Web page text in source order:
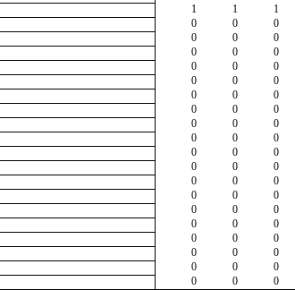
1 1 1
0 0 0
0 0 0
0 0 0
0 0 0
0 0 0
0 0 0
0 0 0
0 0 0
0 0 0
0 0 0
0 0 0
0 0 0
0 0 0
0 0 0
0 0 0
0 0 0
0 0 0
0 0 0
0 0 0